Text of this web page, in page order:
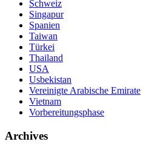
Schweiz
Singapur
Spanien
Taiwan
Türkei
Thailand
USA
Usbekistan
Vereinigte Arabische Emirate
Vietnam
Vorbereitungsphase
Archives